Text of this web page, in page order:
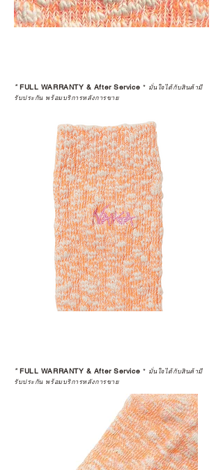
*FULL WARRANTY & After Service * มั่นใจได้กับสินค้ามี
รับประกัน พร้อมบริการหลังการขาย
*FULL WARRANTY & After Service * มั่นใจได้กับสินค้ามี
รับประกัน พร้อมบริการหลังการขาย